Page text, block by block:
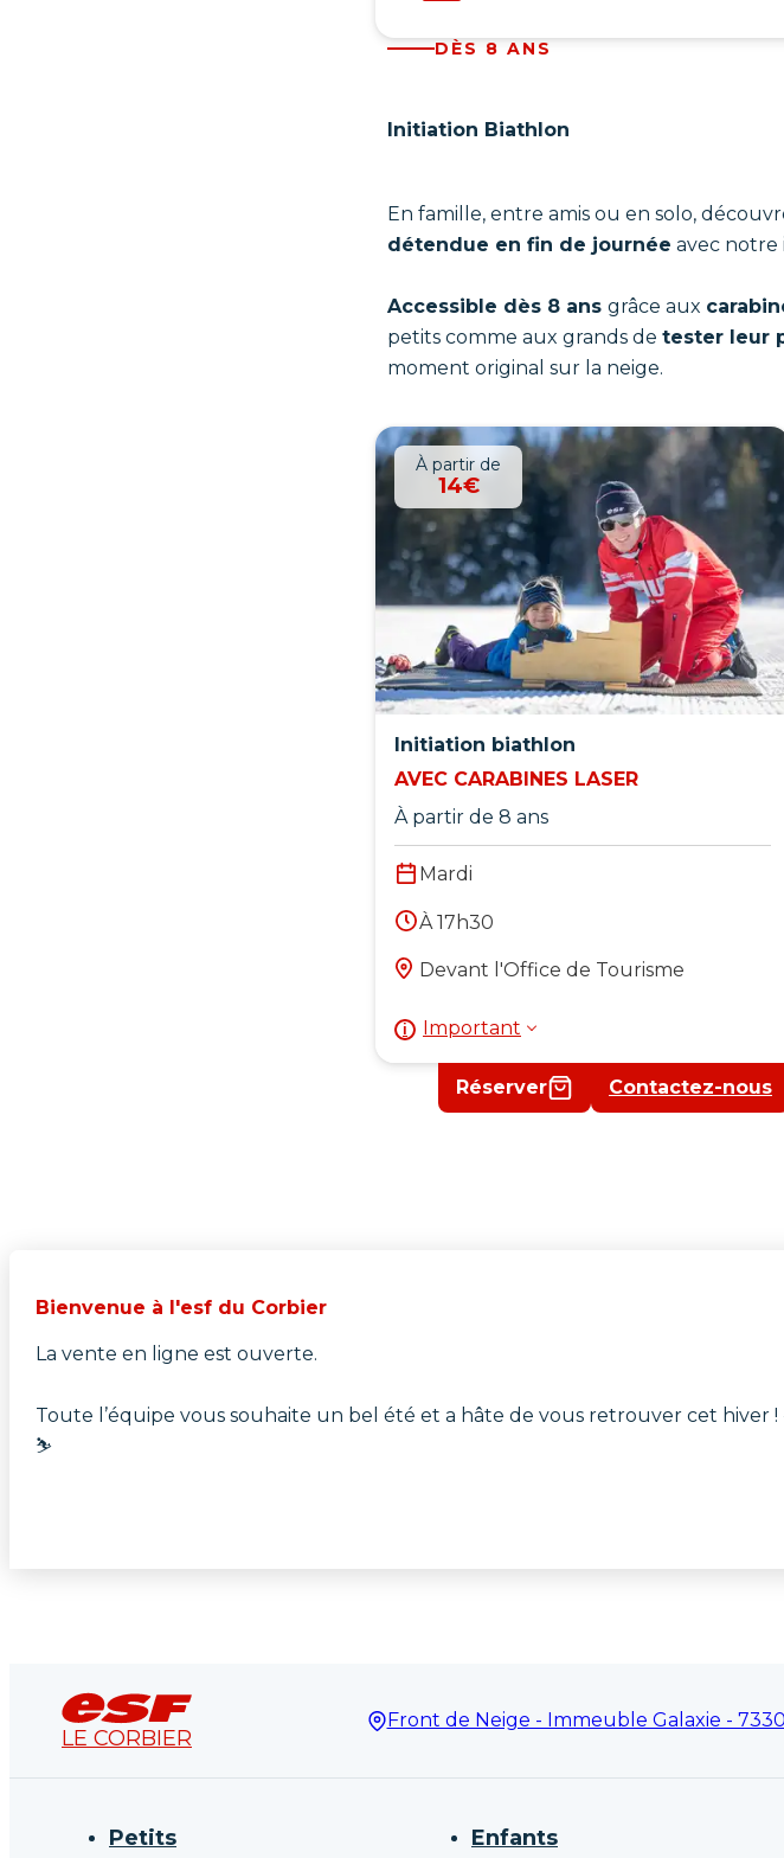
DÈS 8 ANS
Initiation Biathlon
En famille, entre amis ou en solo,
détendue en fin de journée avec notre
Accessible dès 8 ans grâce aux
petits comme aux grands de tester leur
moment original sur la neige.
À partir de
14€
Initiation biathlon
AVEC CARABINES LASER
À partir de 8 ans
Mardi
À 17h30
Devant l'Office de Tourisme
Important
Réserver Contactez-nous
Bienvenue à l'esf du Corbier
La vente en ligne est ouverte.
Toute l’équipe vous souhaite un bel été et a hâte de vous retrouver cet hiver
⛷️
LE CORBIER
Front de Neige - Immeuble Galaxie -
Petits Enfants